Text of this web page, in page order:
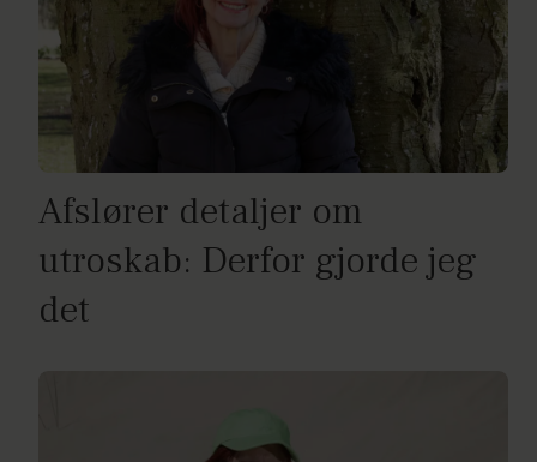
Afslører detaljer om
utroskab: Derfor gjorde jeg
det